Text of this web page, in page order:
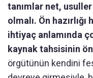
tanımlar net,
olmalı. Ön
ihtiyaç anlamında
kaynak tahsisinin
örgütünün kendini